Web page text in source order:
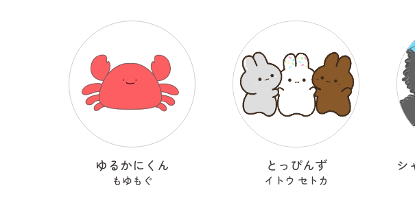
ゆるかにくん
もゆもぐ
とっぴんず
イトウ セトカ